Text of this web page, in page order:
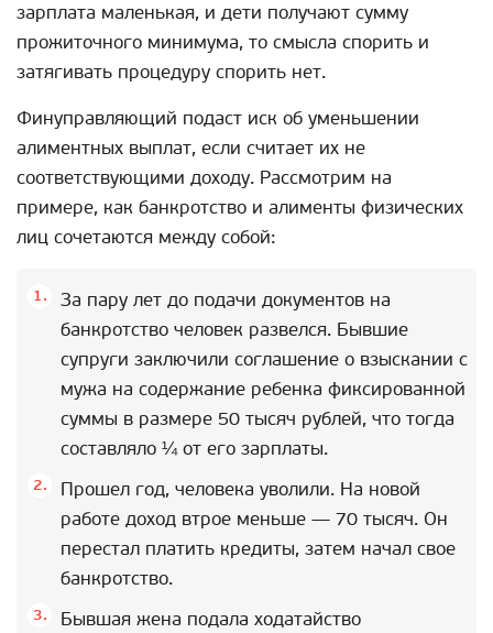
зарплата маленькая, и дети получают сумму
прожиточного минимума, то смысла спорить и
затягивать процедуру спорить нет.
Финуправляющий подаст иск об уменьшении
алиментных выплат, если считает их не
соответствующими доходу. Рассмотрим на
примере, как банкротство и алименты физических
лиц сочетаются между собой:
За пару лет до подачи документов на
банкротство человек развелся. Бывшие
супруги заключили соглашение о взыскании с
мужа на содержание ребенка фиксированной
суммы в размере 50 тысяч рублей, что тогда
составляло ¼ от его зарплаты.
Прошел год, человека уволили. На новой
работе доход втрое меньше — 70 тысяч. Он
перестал платить кредиты, затем начал свое
банкротство.
Бывшая жена подала ходатайство